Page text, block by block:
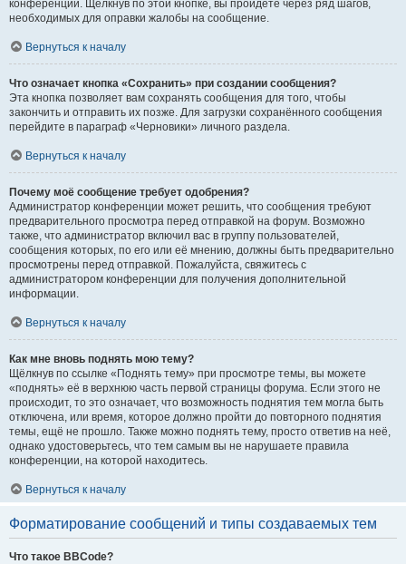
конференции. Щёлкнув по этой кнопке, вы пройдёте через ряд шагов,
необходимых для оправки жалобы на сообщение.
Вернуться к началу
Что означает кнопка «Сохранить» при создании сообщения?
Эта кнопка позволяет вам сохранять сообщения для того, чтобы
закончить и отправить их позже. Для загрузки сохранённого сообщения
перейдите в параграф «Черновики» личного раздела.
Вернуться к началу
Почему моё сообщение требует одобрения?
Администратор конференции может решить, что сообщения требуют
предварительного просмотра перед отправкой на форум. Возможно
также, что администратор включил вас в группу пользователей,
сообщения которых, по его или её мнению, должны быть предварительно
просмотрены перед отправкой. Пожалуйста, свяжитесь с
администратором конференции для получения дополнительной
информации.
Вернуться к началу
Как мне вновь поднять мою тему?
Щёлкнув по ссылке «Поднять тему» при просмотре темы, вы можете
«поднять» её в верхнюю часть первой страницы форума. Если этого не
происходит, то это означает, что возможность поднятия тем могла быть
отключена, или время, которое должно пройти до повторного поднятия
темы, ещё не прошло. Также можно поднять тему, просто ответив на неё,
однако удостоверьтесь, что тем самым вы не нарушаете правила
конференции, на которой находитесь.
Вернуться к началу
Форматирование сообщений и типы создаваемых тем
Что такое BBCode?